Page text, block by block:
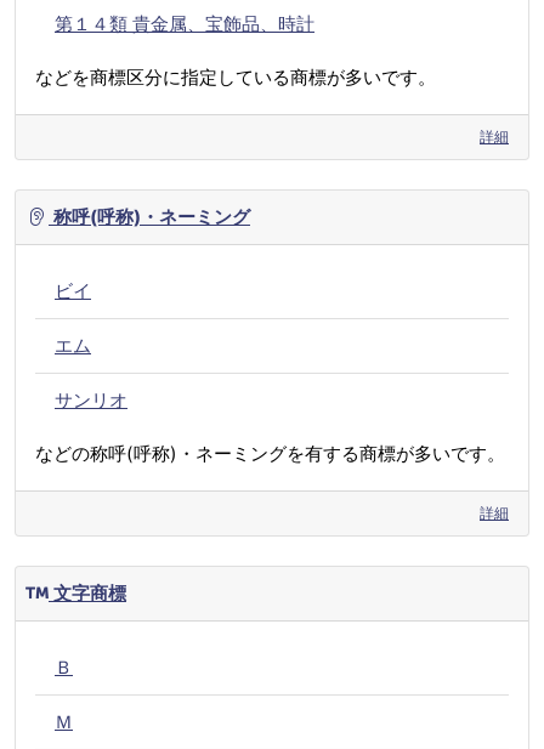
第１４類 貴金属、宝飾品、時計
などを商標区分に指定している商標が多いです。
詳細
称呼(呼称)・ネーミング
ビイ
エム
サンリオ
などの称呼(呼称)・ネーミングを有する商標が多いです。
詳細
文字商標
Ｂ
Ｍ